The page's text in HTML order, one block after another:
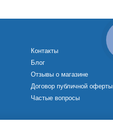
Контакты
Блог
Отзывы о магазине
Договор публичной оферты
Частые вопросы